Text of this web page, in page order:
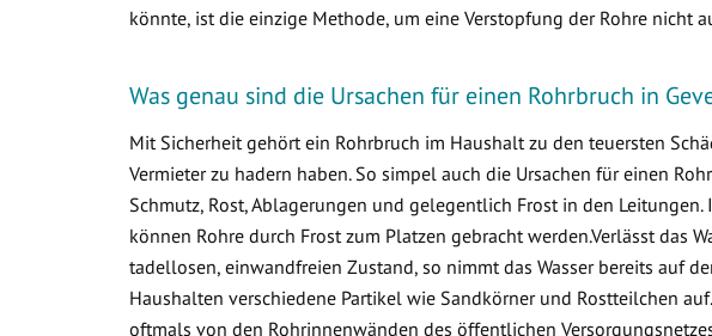
könnte, ist die einzige Methode, um eine Verstopfung der Rohre nicht
Was genau sind die Ursachen für einen Rohrbruch in
Mit Sicherheit gehört ein Rohrbruch im Haushalt zu den teuersten
Vermieter zu hadern haben. So simpel auch die Ursachen für einen
Schmutz, Rost, Ablagerungen und gelegentlich Frost in den
können Rohre durch Frost zum Platzen gebracht werden.Verlässt das
tadellosen, einwandfreien Zustand, so nimmt das Wasser bereits auf
Haushalten verschiedene Partikel wie Sandkörner und Rostteilchen
oftmals von den Rohrinnenwänden des öffentlichen